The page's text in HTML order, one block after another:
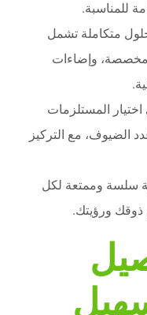
للمناسبة.
حلول متكاملة تشمل
مخصصة، وإضاءات
المستلزمات
الضيوف، مع التركيز
سلسة وممتعة لكل
ذوقك ورؤيتك.